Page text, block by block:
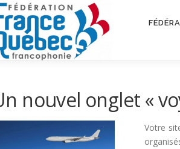
nouvel onglet «
Votre